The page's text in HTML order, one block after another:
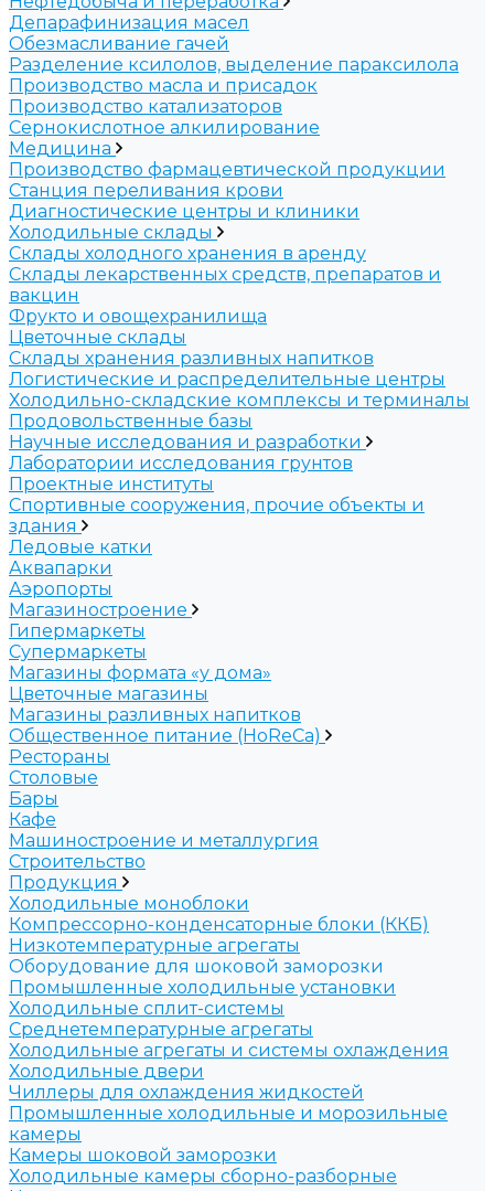
Депарафинизация масел
Обезмасливание гачей
Разделение ксилолов, выделение параксилола
Производство масла и присадок
Производство катализаторов
Сернокислотное алкилирование
Медицина
Производство фармацевтической продукции
Станция переливания крови
Диагностические центры и клиники
Холодильные склады
Склады холодного хранения в аренду
Склады лекарственных средств, препаратов и
вакцин
Фрукто и овощехранилища
Цветочные склады
Склады хранения разливных напитков
Логистические и распределительные центры
Холодильно-складские комплексы и терминалы
Продовольственные базы
Научные исследования и разработки
Лаборатории исследования грунтов
Проектные институты
Спортивные сооружения, прочие объекты и
здания
Ледовые катки
Аквапарки
Аэропорты
Магазиностроение
Гипермаркеты
Супермаркеты
Магазины формата «у дома»
Цветочные магазины
Магазины разливных напитков
Общественное питание (HoReCa)
Рестораны
Столовые
Бары
Кафе
Машиностроение и металлургия
Строительство
Продукция
Холодильные моноблоки
Компрессорно-конденсаторные блоки (ККБ)
Низкотемпературные агрегаты
Оборудование для шоковой заморозки
Промышленные холодильные установки
Холодильные сплит-системы
Среднетемпературные агрегаты
Холодильные агрегаты и системы охлаждения
Холодильные двери
Чиллеры для охлаждения жидкостей
Промышленные холодильные и морозильные
камеры
Камеры шоковой заморозки
Холодильные камеры сборно-разборные